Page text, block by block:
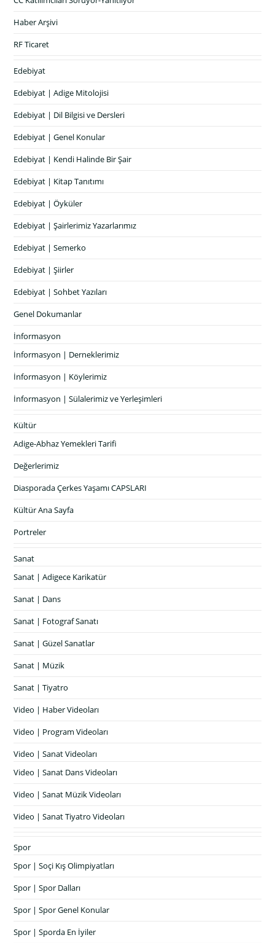
Haber Arşivi
RF Ticaret
Edebiyat
Edebiyat | Adige Mitolojisi
Edebiyat | Dil Bilgisi ve Dersleri
Edebiyat | Genel Konular
Edebiyat | Kendi Halinde Bir Şair
Edebiyat | Kitap Tanıtımı
Edebiyat | Öyküler
Edebiyat | Şairlerimiz Yazarlarımız
Edebiyat | Semerko
Edebiyat | Şiirler
Edebiyat | Sohbet Yazıları
Genel Dokumanlar
İnformasyon
İnformasyon | Derneklerimiz
İnformasyon | Köylerimiz
İnformasyon | Sülalerimiz ve Yerleşimleri
Kültür
Adige-Abhaz Yemekleri Tarifi
Değerlerimiz
Diasporada Çerkes Yaşamı CAPSLARI
Kültür Ana Sayfa
Portreler
Sanat
Sanat | Adigece Karikatür
Sanat | Dans
Sanat | Fotograf Sanatı
Sanat | Güzel Sanatlar
Sanat | Müzik
Sanat | Tiyatro
Video | Haber Videoları
Video | Program Videoları
Video | Sanat Videoları
Video | Sanat Dans Videoları
Video | Sanat Müzik Videoları
Video | Sanat Tiyatro Videoları
Spor
Spor | Soçi Kış Olimpiyatları
Spor | Spor Dalları
Spor | Spor Genel Konular
Spor | Sporda En İyiler